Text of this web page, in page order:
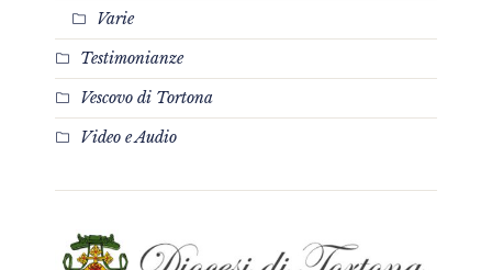
Varie
Testimonianze
Vescovo di Tortona
Video e Audio